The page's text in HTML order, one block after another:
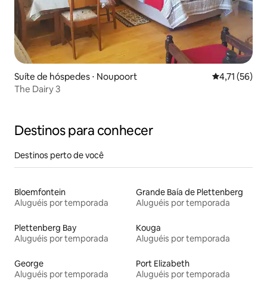
Suíte de hóspedes ⋅ Noupoort 4,71 de uma
4,71 (56)
The Dairy 3
Destinos para conhecer
Destinos perto de você
Bloemfontein
Aluguéis por temporada
Grande Baía de Plettenberg
Aluguéis por temporada
Plettenberg Bay
Aluguéis por temporada
Kouga
Aluguéis por temporada
George
Aluguéis por temporada
Port Elizabeth
Aluguéis por temporada